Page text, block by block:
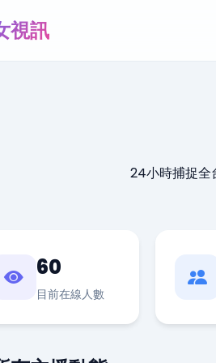
視訊
24小時捕捉全
60
目前在線人數